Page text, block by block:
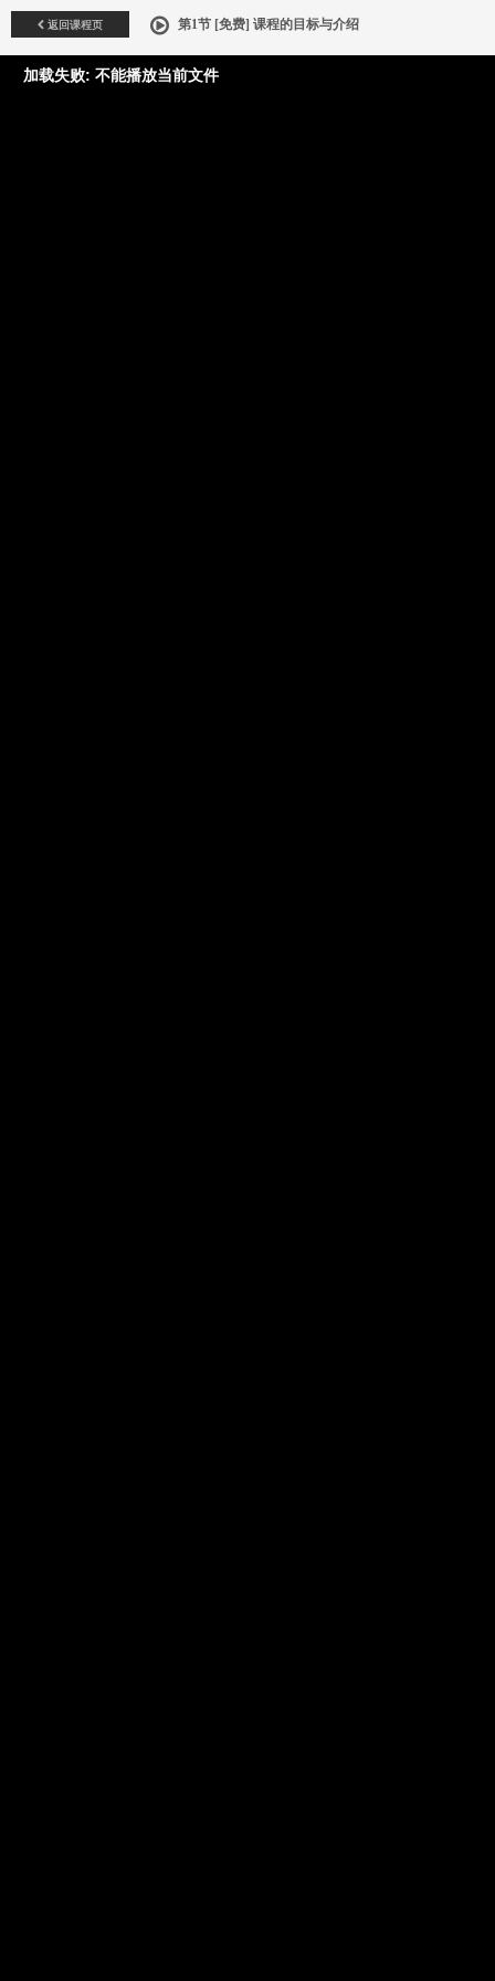
返回课程页 第1节 [免费] 课程的目标与介绍
加载失败: 不能播放当前文件